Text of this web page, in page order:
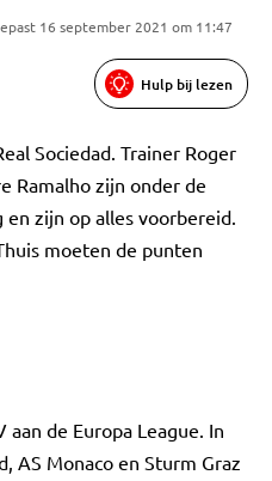
16 september 2021 om 11:47
Hulp bij lezen
Sociedad. Trainer Roger
Ramalho zijn onder de
en zijn op alles voorbereid.
moeten de punten
de Europa League. In
AS Monaco en Sturm Graz